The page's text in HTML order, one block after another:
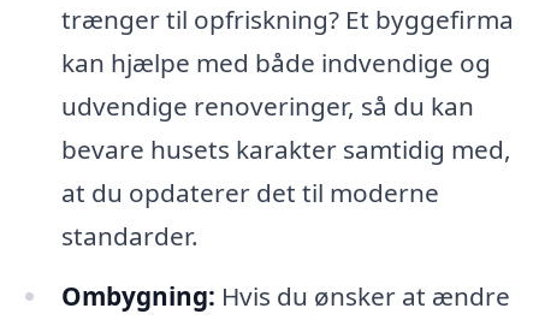
trænger til opfriskning? Et byggefirma
kan hjælpe med både indvendige og
udvendige renoveringer, så du kan
bevare husets karakter samtidig med,
at du opdaterer det til moderne
standarder.
Ombygning: Hvis du ønsker at ændre